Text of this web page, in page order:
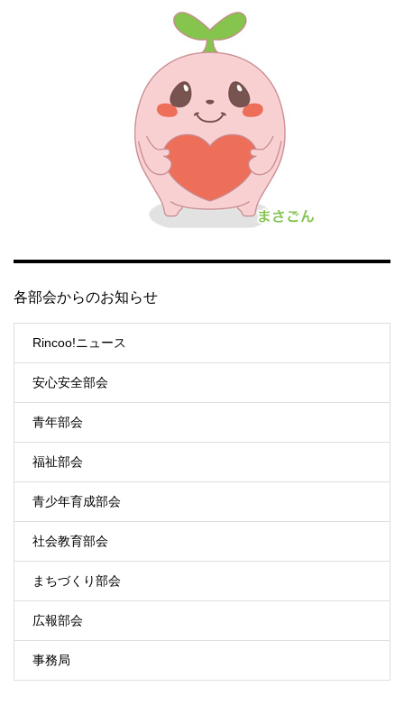
各部会からのお知らせ
Rincoo!ニュース
安心安全部会
青年部会
福祉部会
青少年育成部会
社会教育部会
まちづくり部会
広報部会
事務局